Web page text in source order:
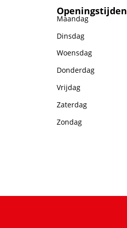
Openingstijden
Maandag
Dinsdag
Woensdag
Donderdag
Vrijdag
Zaterdag
Zondag